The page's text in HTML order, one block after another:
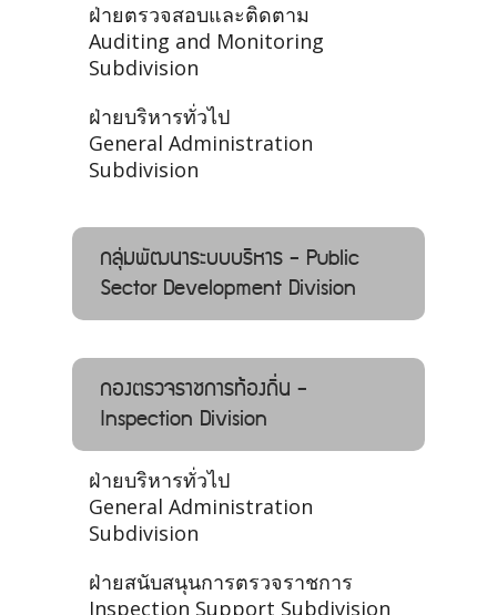
ฝ่ายตรวจสอบและติดตาม
Auditing and Monitoring
Subdivision
ฝ่ายบริหารทั่วไป
General Administration
Subdivision
กลุ่มพัฒนาระบบบริหาร - Public
Sector Development Division
กองตรวจราชการท้องถิ่น -
Inspection Division
ฝ่ายบริหารทั่วไป
General Administration
Subdivision
ฝ่ายสนับสนุนการตรวจราชการ
Inspection Support Subdivision